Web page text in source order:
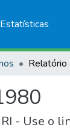
Estatísticas
- Use o